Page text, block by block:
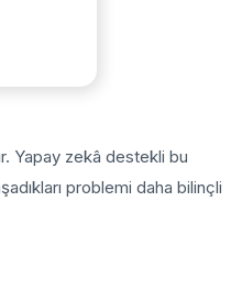
Yapay zekâ destekli bu
problemi daha bilinçli